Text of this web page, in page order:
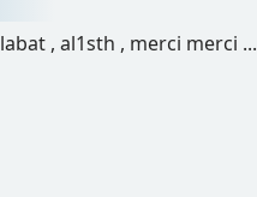
labat , al1sth , merci merci ...